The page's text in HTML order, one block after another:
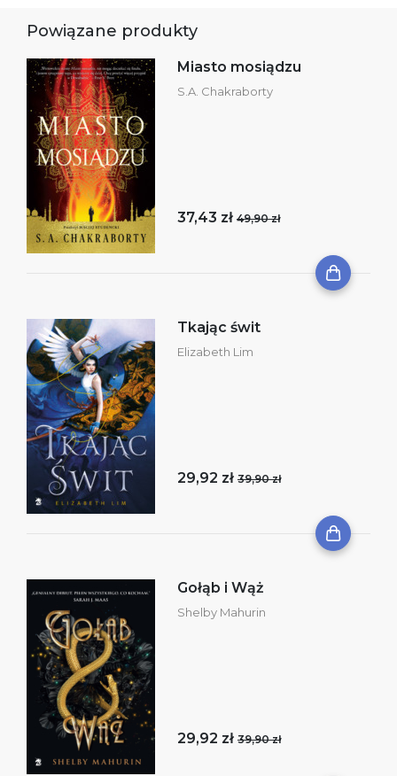
Powiązane produkty
Miasto mosiądzu
S.A. Chakraborty
37,43 zł 49,90 zł
Tkając świt
Elizabeth Lim
29,92 zł 39,90 zł
Gołąb i Wąż
Shelby Mahurin
29,92 zł 39,90 zł